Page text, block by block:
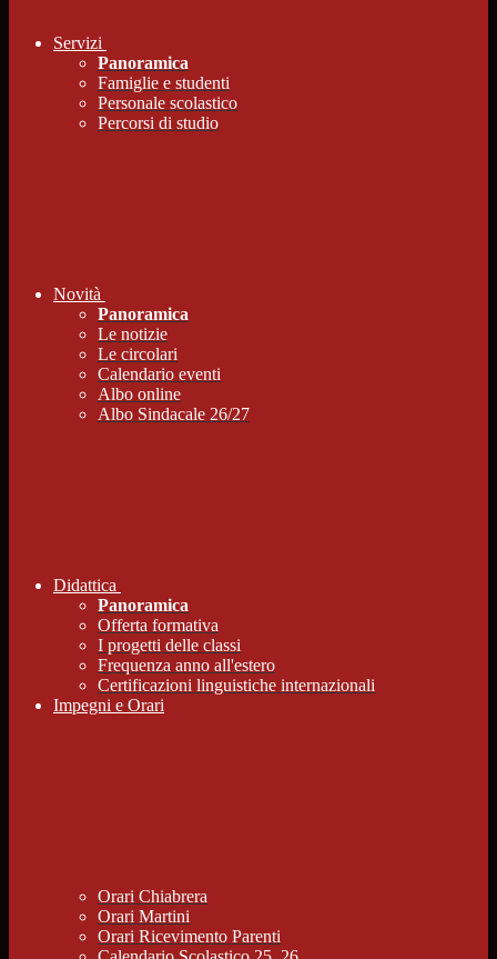
Servizi
Panoramica
Famiglie e studenti
Personale scolastico
Percorsi di studio
Novità
Panoramica
Le notizie
Le circolari
Calendario eventi
Albo online
Albo Sindacale 26/27
Didattica
Panoramica
Offerta formativa
I progetti delle classi
Frequenza anno all'estero
Certificazioni linguistiche internazionali
Impegni e Orari
Orari Chiabrera
Orari Martini
Orari Ricevimento Parenti